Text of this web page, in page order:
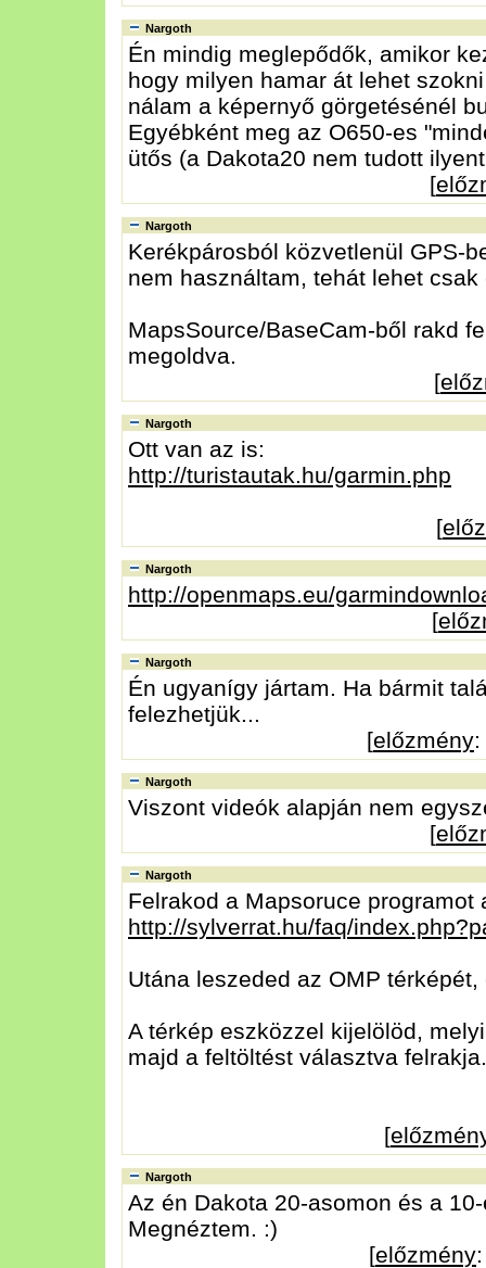
Nargoth
Én mindig meglepődők, amikor
hogy milyen hamar át lehet
nálam a képernyő görgetésénél
Egyébként meg az O650-es
ütős (a Dakota20 nem tudott
[
Nargoth
Kerékpárosból közvetlenül GPS-
nem használtam, tehát lehet
MapsSource/BaseCam-ből rakd
megoldva.
[
Nargoth
Ott van az is:
http://turistautak.hu/garmin.php
[
Nargoth
http://openmaps.eu/
[
Nargoth
Én ugyanígy jártam. Ha bármit
felezhetjük...
[előzmény
Nargoth
Viszont videók alapján nem
[
Nargoth
Felrakod a Mapsoruce
http://sylverrat.hu/faq/
Utána leszeded az OMP
A térkép eszközzel kijelölöd,
majd a feltöltést választva felrakja.
[
Nargoth
Az én Dakota 20-asomon és a
Megnéztem. :)
[előzmény